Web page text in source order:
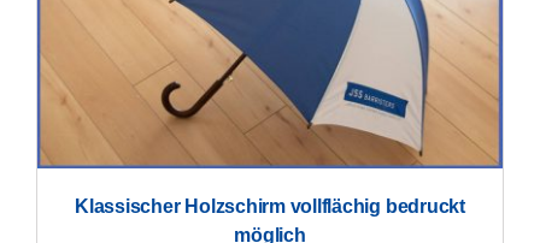
Klassischer Holzschirm vollflächig bedruckt
möglich